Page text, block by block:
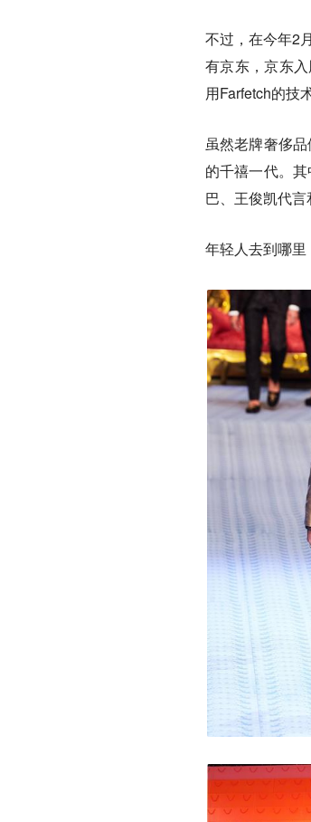
不过，在今年2
有京东，京东
用Farfetch的技
虽然老牌奢侈
的千禧一代。
巴、王俊凯代
年轻人去到哪里